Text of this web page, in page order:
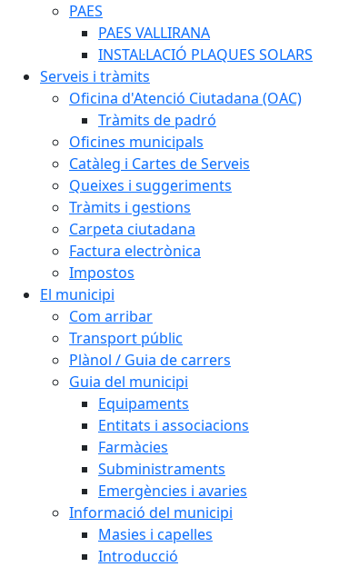
PAES
PAES VALLIRANA
INSTAL·LACIÓ PLAQUES SOLARS
Serveis i tràmits
Oficina d'Atenció Ciutadana (OAC)
Tràmits de padró
Oficines municipals
Catàleg i Cartes de Serveis
Queixes i suggeriments
Tràmits i gestions
Carpeta ciutadana
Factura electrònica
Impostos
El municipi
Com arribar
Transport públic
Plànol / Guia de carrers
Guia del municipi
Equipaments
Entitats i associacions
Farmàcies
Subministraments
Emergències i avaries
Informació del municipi
Masies i capelles
Introducció